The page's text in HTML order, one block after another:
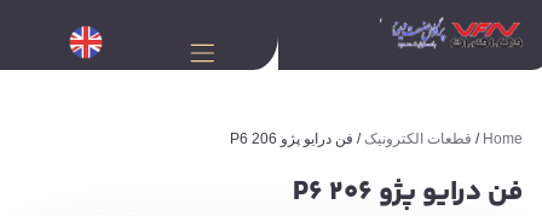
Home
/ قطعات الکترونیک/ فن درایو پژو 206 P6
فن درایو پژو 206 P6